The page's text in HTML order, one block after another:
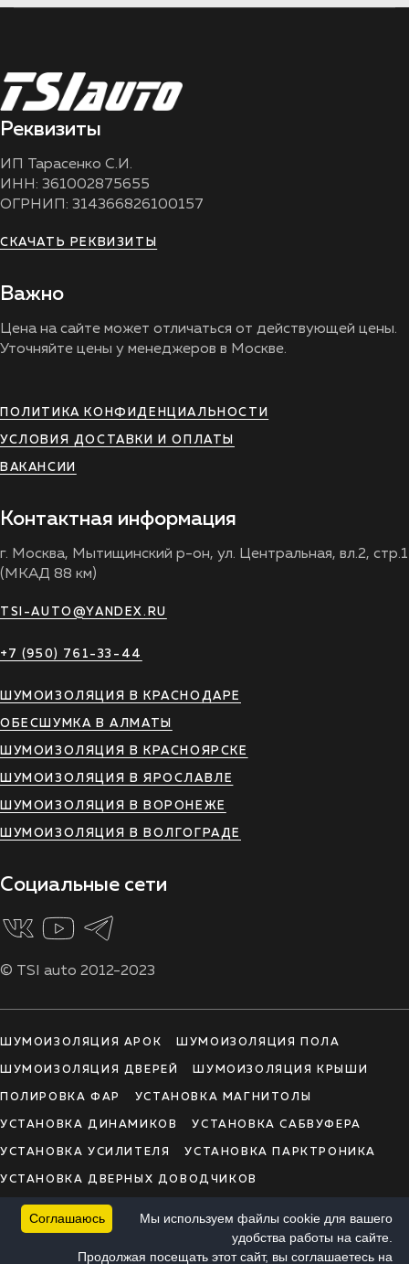
Реквизиты
ИП Тарасенко С.И.
ИНН: 361002875655
ОГРНИП: 314366826100157
СКАЧАТЬ РЕКВИЗИТЫ
Важно
Цена на сайте может отличаться от действующей цены.
Уточняйте цены у менеджеров в Москве.
ПОЛИТИКА КОНФИДЕНЦИАЛЬНОСТИ
УСЛОВИЯ ДОСТАВКИ И ОПЛАТЫ
ВАКАНСИИ
Контактная информация
г. Москва, Мытищинский р-он, ул. Центральная, вл.2, стр.1
(МКАД 88 км)
TSI-AUTO@YANDEX.RU
+7 (950) 761-33-44
ШУМОИЗОЛЯЦИЯ В КРАСНОДАРЕ
ОБЕСШУМКА В АЛМАТЫ
ШУМОИЗОЛЯЦИЯ В КРАСНОЯРСКЕ
ШУМОИЗОЛЯЦИЯ В ЯРОСЛАВЛЕ
ШУМОИЗОЛЯЦИЯ В ВОРОНЕЖЕ
ШУМОИЗОЛЯЦИЯ В ВОЛГОГРАДЕ
Социальные сети
© TSI auto 2012-2023
ШУМОИЗОЛЯЦИЯ АРОК ШУМОИЗОЛЯЦИЯ ПОЛА
ШУМОИЗОЛЯЦИЯ ДВЕРЕЙ ШУМОИЗОЛЯЦИЯ КРЫШИ
ПОЛИРОВКА ФАР УСТАНОВКА МАГНИТОЛЫ
УСТАНОВКА ДИНАМИКОВ УСТАНОВКА САБВУФЕРА
УСТАНОВКА УСИЛИТЕЛЯ УСТАНОВКА ПАРКТРОНИКА
УСТАНОВКА ДВЕРНЫХ ДОВОДЧИКОВ
УСТАНОВКА КАМЕРЫ ЗАДНЕГО ВИДА
УСТАНОВКА ВИДЕОРЕГИСТРАТОРА
Соглашаюсь
Мы используем файлы cookie для вашего
удобства работы на сайте.
Продолжая посещать этот сайт, вы соглашаетесь на